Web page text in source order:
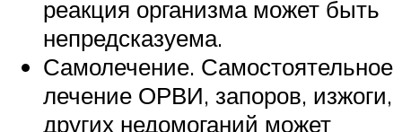
реакция организма может быть
непредсказуема.
Самолечение. Самостоятельное
лечение ОРВИ, запоров, изжоги,
других недомоганий может